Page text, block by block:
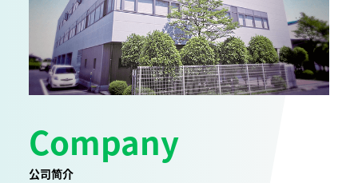
Company
公司简介